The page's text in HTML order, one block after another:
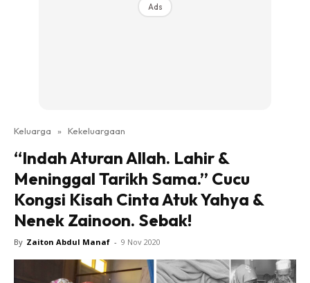
Ads
Keluarga » Kekeluargaan
“Indah Aturan Allah. Lahir &
Meninggal Tarikh Sama.” Cucu
Kongsi Kisah Cinta Atuk Yahya &
Nenek Zainoon. Sebak!
By Zaiton Abdul Manaf - 9 Nov 2020